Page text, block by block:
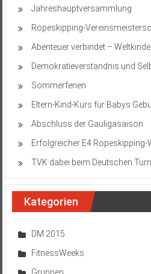
Jahreshauptversammlung
Ropeskipping-
Abenteuer verbindet –
Demokratieverständnis und
Sommerferien
Eltern-Kind-Kurs für Babys
Abschluss der Gauligasaison
Erfolgreicher E4
TVK dabei beim Deutschen
Kategorien
DM 2015
FitnessWeeks
Gruppen